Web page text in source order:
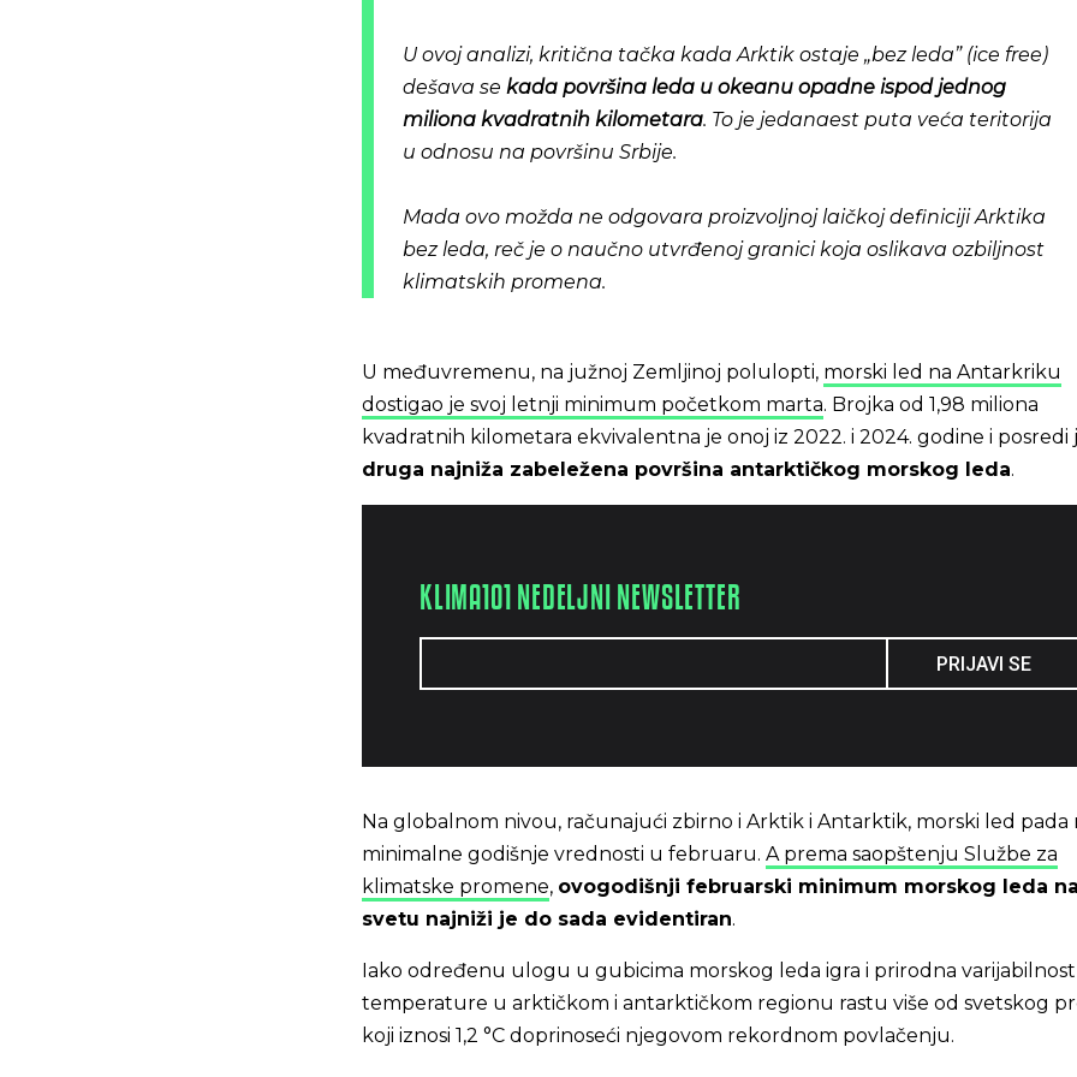
U ovoj analizi, kritična tačka kada Arktik ostaje „bez leda” (ice free)
dešava se kada površina leda u okeanu opadne ispod jednog
miliona kvadratnih kilometara. To je jedanaest puta veća teritorija
u odnosu na površinu Srbije.
Mada ovo možda ne odgovara proizvoljnoj laičkoj definiciji Arktika
bez leda, reč je o naučno utvrđenoj granici koja oslikava ozbiljnost
klimatskih promena.
U međuvremenu, na južnoj Zemljinoj polulopti, morski led na Antarkriku
dostigao je svoj letnji minimum početkom marta. Brojka od 1,98 miliona
kvadratnih kilometara ekvivalentna je onoj iz 2022. i 2024. godine i posredi
druga najniža zabeležena površina antarktičkog morskog leda.
KLIMA101 NEDELJNI NEWSLETTER
PRIJAVI SE
Na globalnom nivou, računajući zbirno i Arktik i Antarktik, morski led pada
minimalne godišnje vrednosti u februaru. A prema saopštenju Službe za
klimatske promene, ovogodišnji februarski minimum morskog leda
svetu najniži je do sada evidentiran.
Iako određenu ulogu u gubicima morskog leda igra i prirodna
temperature u arktičkom i antarktičkom regionu rastu više od svetskog
koji iznosi 1,2 °C doprinoseći njegovom rekordnom povlačenju.